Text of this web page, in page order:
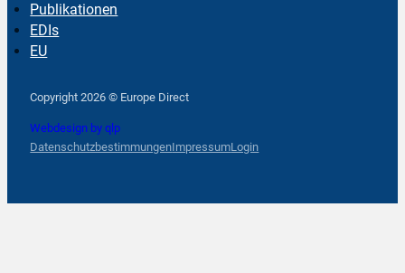
Publikationen
EDIs
EU
Copyright 2026 © Europe Direct
Webdesign by qlp
DatenschutzbestimmungenImpressumLogin